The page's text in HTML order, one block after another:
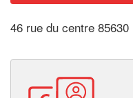
46 rue du centre